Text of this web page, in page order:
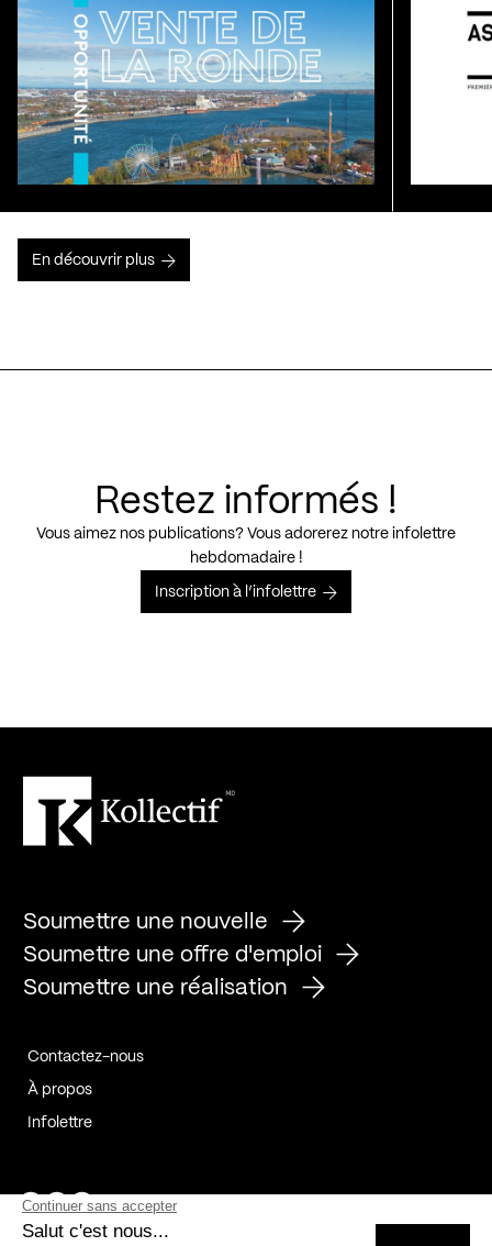
En découvrir plus
Restez informés !
Vous aimez nos publications? Vous adorerez notre infolettre
hebdomadaire !
Inscription à l’infolettre
Soumettre une nouvelle
Soumettre une offre d'emploi
Soumettre une réalisation
Contactez-nous
À propos
Infolettre
Page Facebook de Kollectif
Page Instagram de Kollectif
Page Linkedin de Kollectif